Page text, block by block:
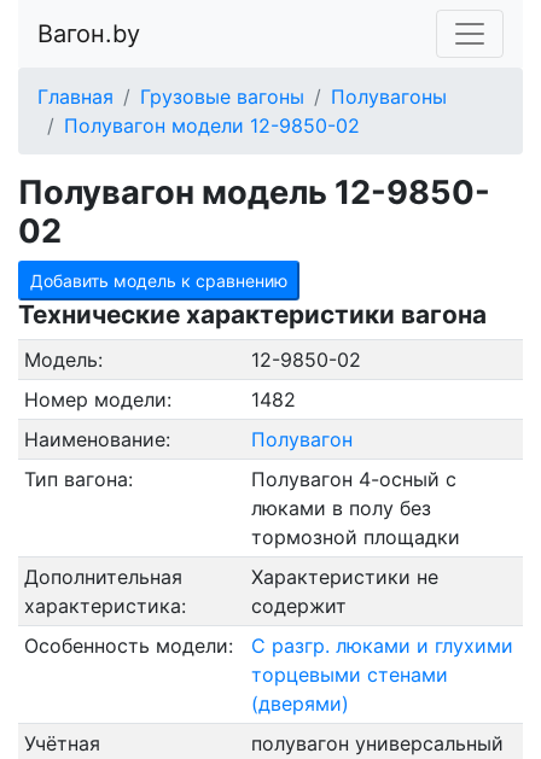
Вагон.by
Главная Грузовые вагоны
Полувагоны
Полувагон модели 12-9850-02
Полувагон модель 12-9850-
02
Добавить модель к сравнению
Технические характеристики вагона
Модель:
12-9850-02
Номер модели:
1482
Наименование:
Полувагон
Тип вагона:
Полувагон 4-осный с
люками в полу без
тормозной площадки
Дополнительная
характеристика:
Характеристики не
содержит
Особенность модели:
С разгр. люками и глухими
торцевыми стенами
(дверями)
Учётная
полувагон универсальный